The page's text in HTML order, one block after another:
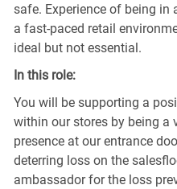
safe. Experience of being
a fast-paced retail
ideal but not essential.
In this role:
You will be supporting a
within our stores by being a
presence at our entrance
deterring loss on the
ambassador for the loss